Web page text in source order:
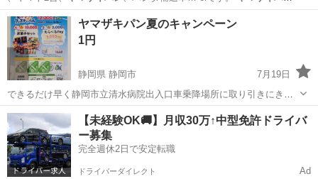
とヤマトの後ろ…
栃木 宇都宮市 東武宇都宮駅
ヤマザキパン夏のキャンペーン
1円
静岡県 静岡市
7月19日
できるだけ早く静岡市立清水病院出入口車乗降場所に取り引きにきて
くれる方を最優先させていただきます。 よろしくおねがいします。
静岡 静岡市 商品券/ギフトカード
【未経験OK🚚】月収30万↑中型免許ドライバ
ー募集
完全週休2日で安定転職
ドライバーダイレクト Ad